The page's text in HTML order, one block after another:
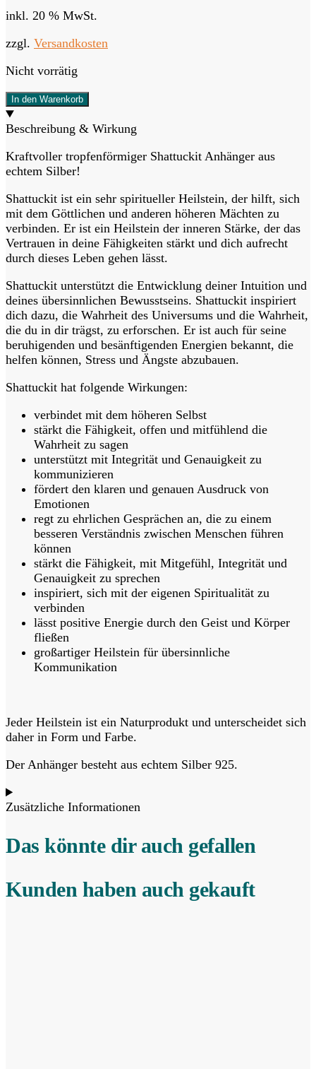
inkl. 20 % MwSt.
zzgl. Versandkosten
Nicht vorrätig
In den Warenkorb
Beschreibung & Wirkung
Kraftvoller tropfenförmiger Shattuckit Anhänger aus
echtem Silber!
Shattuckit ist ein sehr spiritueller Heilstein, der hilft, sich
mit dem Göttlichen und anderen höheren Mächten zu
verbinden. Er ist ein Heilstein der inneren Stärke, der das
Vertrauen in deine Fähigkeiten stärkt und dich aufrecht
durch dieses Leben gehen lässt.
Shattuckit unterstützt die Entwicklung deiner Intuition und
deines übersinnlichen Bewusstseins. Shattuckit inspiriert
dich dazu, die Wahrheit des Universums und die Wahrheit,
die du in dir trägst, zu erforschen. Er ist auch für seine
beruhigenden und besänftigenden Energien bekannt, die
helfen können, Stress und Ängste abzubauen.
Shattuckit hat folgende Wirkungen:
verbindet mit dem höheren Selbst
stärkt die Fähigkeit, offen und mitfühlend die
Wahrheit zu sagen
unterstützt mit Integrität und Genauigkeit zu
kommunizieren
fördert den klaren und genauen Ausdruck von
Emotionen
regt zu ehrlichen Gesprächen an, die zu einem
besseren Verständnis zwischen Menschen führen
können
stärkt die Fähigkeit, mit Mitgefühl, Integrität und
Genauigkeit zu sprechen
inspiriert, sich mit der eigenen Spiritualität zu
verbinden
lässt positive Energie durch den Geist und Körper
fließen
großartiger Heilstein für übersinnliche
Kommunikation
Jeder Heilstein ist ein Naturprodukt und unterscheidet sich
daher in Form und Farbe.
Der Anhänger besteht aus echtem Silber 925.
Zusätzliche Informationen
Das könnte dir auch gefallen
Kunden haben auch gekauft